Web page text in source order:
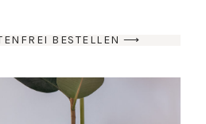
BESTELLEN ⟶